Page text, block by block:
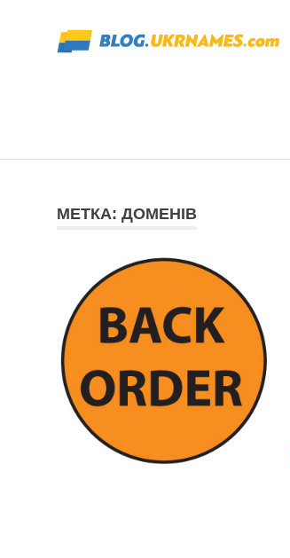
содержимому
МЕТКА: ДОМЕНІВ